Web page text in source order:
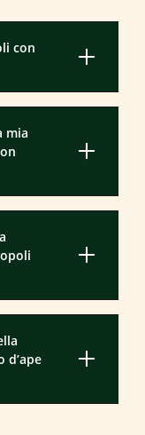
con
mia
d’ape